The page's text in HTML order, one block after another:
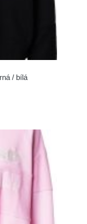
/ bílá